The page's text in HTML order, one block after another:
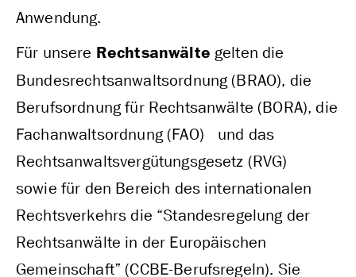
Anwendung.
Für unsere Rechtsanwälte gelten die
Bundesrechtsanwaltsordnung (BRAO), die
Berufsordnung für Rechtsanwälte (BORA), die
Fachanwaltsordnung (FAO) und das
Rechtsanwaltsvergütungsgesetz (RVG)
sowie für den Bereich des internationalen
Rechtsverkehrs die “Standesregelung der
Rechtsanwälte in der Europäischen
Gemeinschaft” (CCBE-Berufsregeln). Sie